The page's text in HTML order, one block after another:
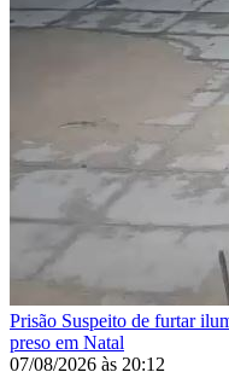
Prisão Suspeito de furtar
preso em Natal
07/08/2026 às 20:12